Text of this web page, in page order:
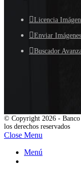
Licencia
Enviar Imágenes
Buscador
© Copyright 2026 - Banco
los derechos reservados
Close Menu
Menú